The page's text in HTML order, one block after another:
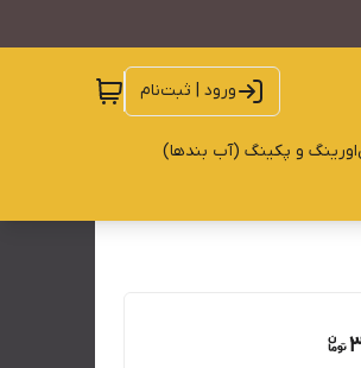
ورود | ثبت‌نام
اورینگ و پکینگ (آب بندها)